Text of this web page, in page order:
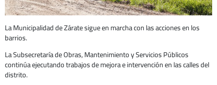
La Municipalidad de Zárate sigue en marcha con las acciones en los
barrios.
La Subsecretaría de Obras, Mantenimiento y Servicios Públicos
continúa ejecutando trabajos de mejora e intervención en las calles del
distrito.